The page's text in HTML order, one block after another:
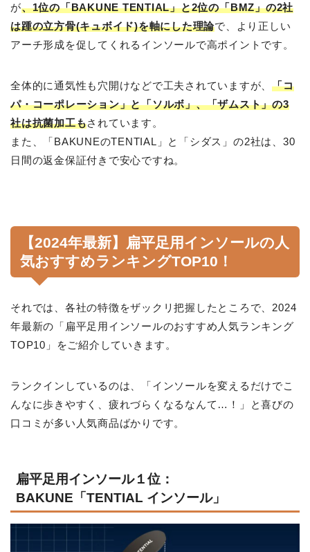
が、1位の「BAKUNE TENTIAL」と2位の「BMZ」の2社
は踵の立方骨(キュボイド)を軸にした理論で、より正しい
アーチ形成を促してくれるインソールで高ポイントです。
全体的に通気性も穴開けなどで工夫されていますが、「コ
パ・コーポレーション」と「ソルボ」、「ザムスト」の3
社は抗菌加工もされています。
また、「BAKUNEのTENTIAL」と「シダス」の2社は、30
日間の返金保証付きで安心ですね。
【2024年最新】扁平足用インソールの人
気おすすめランキングTOP10！
それでは、各社の特徴をザックリ把握したところで、2024
年最新の「扁平足用インソールのおすすめ人気ランキング
TOP10」をご紹介していきます。
ランクインしているのは、「インソールを変えるだけでこ
んなに歩きやすく、疲れづらくなるなんて…！」と喜びの
口コミが多い人気商品ばかりです。
扁平足用インソール１位：
BAKUNE「TENTIAL インソール」